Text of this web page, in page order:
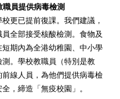
職員提供病毒檢測
更已提前復課。我們建議，
全部接受核酸檢測。食物及
期內為全港幼稚園、中小學
。學校教職員（特別是教
線人員，為他們提供病毒檢
，締造「無疫校園」。